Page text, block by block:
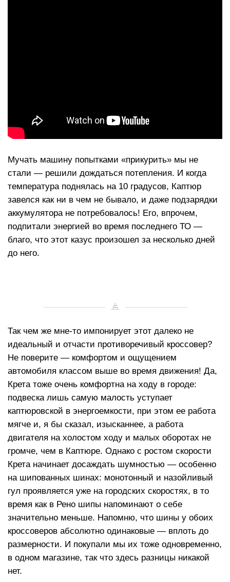
Мучать машину попытками «прикурить» мы не
стали — решили дождаться потепления. И когда
температура поднялась на 10 градусов, Каптюр
завелся как ни в чем не бывало, и даже подзарядки
аккумулятора не потребовалось! Его, впрочем,
подпитали энергией во время последнего ТО —
благо, что этот казус произошел за несколько дней
до него.
Так чем же мне-то импонирует этот далеко не
идеальный и отчасти противоречивый кроссовер?
Не поверите — комфортом и ощущением
автомобиля классом выше во время движения! Да,
Крета тоже очень комфортна на ходу в городе:
подвеска лишь самую малость уступает
каптюровской в энергоемкости, при этом ее работа
мягче и, я бы сказал, изысканнее, а работа
двигателя на холостом ходу и малых оборотах не
громче, чем в Каптюре. Однако с ростом скорости
Крета начинает досаждать шумностью — особенно
на шипованных шинах: монотонный и назойливый
гул проявляется уже на городских скоростях, в то
время как в Рено шипы напоминают о себе
значительно меньше. Напомню, что шины у обоих
кроссоверов абсолютно одинаковые — вплоть до
размерности. И покупали мы их тоже одновременно,
в одном магазине, так что здесь разницы никакой
нет.